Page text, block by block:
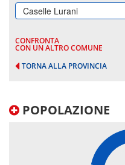
Caselle Lurani
CONFRONTA
CON UN ALTRO COMUNE
TORNA ALLA PROVINCIA
POPOLAZIONE